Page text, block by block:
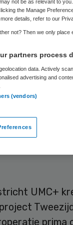
Sytse Wilman
VGZ
Samen
euro op
UMC+
prima
not be as relevant to
the Manage
details, refer to our
not? Then we only
partners process
data. Actively
advertising and
(vendors)